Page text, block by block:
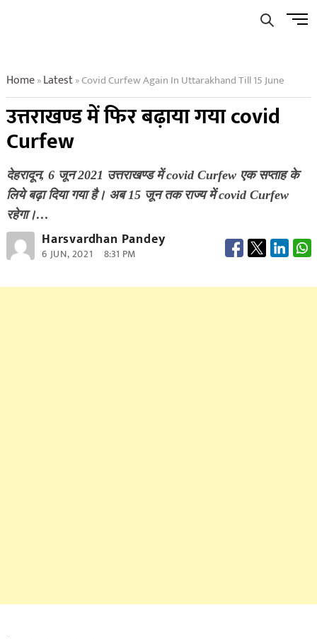
Menu
Home»Latest»Covid Curfew Again In Uttarakhand Till 15 June
उत्तराखण्ड में फिर बढ़ाया गया covid
Curfew
देहरादून, 6 जून 2021 उत्तराखण्ड में covid Curfew एक सप्ताह के
लिये बढ़ा दिया गया है। अब 15 जून तक राज्य में covid Curfew
रहेगा।…
Harsvardhan Pandey
6 JUN, 2021 8:31 PM